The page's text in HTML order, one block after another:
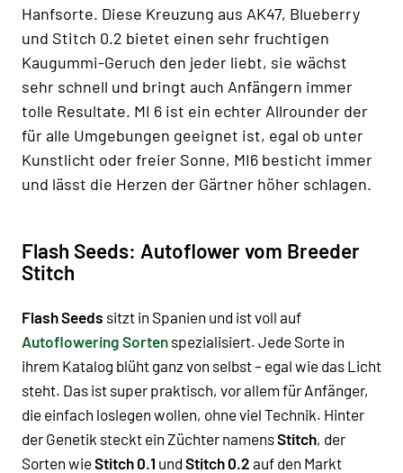
Hanfsorte. Diese Kreuzung aus AK47, Blueberry
und Stitch 0.2 bietet einen sehr fruchtigen
Kaugummi-Geruch den jeder liebt, sie wächst
sehr schnell und bringt auch Anfängern immer
tolle Resultate. MI 6 ist ein echter Allrounder der
für alle Umgebungen geeignet ist, egal ob unter
Kunstlicht oder freier Sonne, MI6 besticht immer
und lässt die Herzen der Gärtner höher schlagen.
Flash Seeds: Autoflower vom Breeder
Stitch
Flash Seeds sitzt in Spanien und ist voll auf
Autoflowering Sorten spezialisiert. Jede Sorte in
ihrem Katalog blüht ganz von selbst – egal wie das Licht
steht. Das ist super praktisch, vor allem für Anfänger,
die einfach loslegen wollen, ohne viel Technik. Hinter
der Genetik steckt ein Züchter namensStitch, der
Sorten wieStitch 0.1 und Stitch 0.2 auf den Markt